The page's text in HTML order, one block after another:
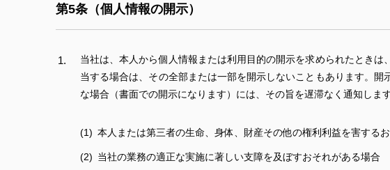
第5条（個人情報の開示）
当社は、本人から個人情報または利用目的の開示を求められたとき
当する場合は、その全部または一部を開示しないこともあります。
な場合（書面での開示になります）には、その旨を遅滞なく通知しま
本人または第三者の生命、身体、財産その他の権利利益を害する
当社の業務の適正な実施に著しい支障を及ぼすおそれがある場合